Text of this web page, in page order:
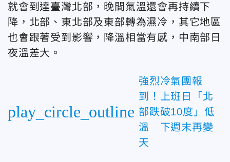
就會到達臺灣北部，晚間氣溫還會再持續下
降，北部、東北部及東部轉為濕冷，其它地區
也會跟著受到影響，降溫相當有感，中南部日
夜溫差大。
play_circle_outline
強烈冷氣團報
到！上班日「北
部跌破10度」低
溫 下週末再變
天